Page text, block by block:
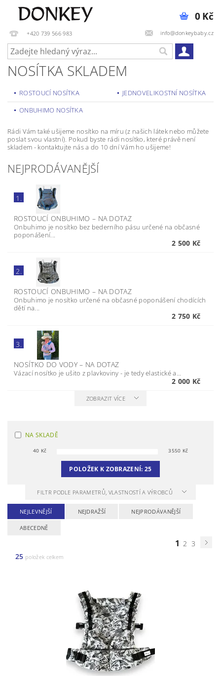
+420 739 566 983 info@donkeybaby.cz
0 Kč
NOSÍTKA SKLADEM
ROSTOUCÍ NOSÍTKA
JEDNOVELIKOSTNÍ NOSÍTKA
ONBUHIMO NOSÍTKA
Rádi Vám také ušijeme nosítko na míru (z našich látek nebo můžete
poslat svou vlastní). Pokud byste rádi nosítko, které právě není
skladem - kontaktujte nás a do 10 dní Vám ho ušijeme!
NEJPRODÁVANĚJŠÍ
1.
ROSTOUCÍ ONBUHIMO – NA DOTAZ
Onbuhimo je nosítko bez bederního pásu určené na občasné
poponášení...
2 500 Kč
2.
ROSTOUCÍ ONBUHIMO – NA DOTAZ
Onbuhimo je nosítko určené na občasné poponášení chodících
dětí na...
2 750 Kč
3.
NOSÍTKO DO VODY– NA DOTAZ
Vázací nosítko je ušito z plavkoviny - je tedy elastické a...
2 000 Kč
ZOBRAZIT VÍCE
NA SKLADĚ
40 Kč 3550 Kč
POLOŽEK K ZOBRAZENÍ:25
FILTR PODLE PARAMETRŮ, VLASTNOSTÍ A VÝROBCŮ
NEJLEVNĚJŠÍ NEJDRAŽŠÍ NEJPRODÁVANĚJŠÍ
ABECEDNĚ
1 2 3
25 položek celkem